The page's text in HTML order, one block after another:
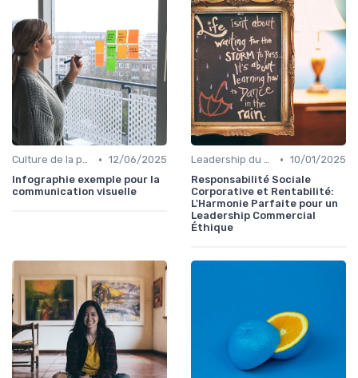
Culture de la performance commerciale • 12/06/2025
Infographie exemple pour la
communication visuelle
Leadership du directeur commercial • 10/01/2025
Responsabilité Sociale
Corporative et Rentabilité:
L'Harmonie Parfaite pour un
Leadership Commercial
Éthique